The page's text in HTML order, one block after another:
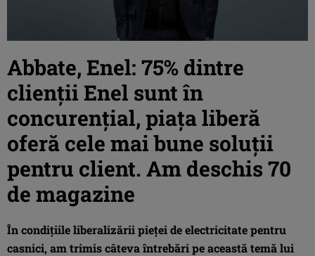
Abbate, Enel: 75% dintre
clienții Enel sunt în
concurențial, piața liberă
oferă cele mai bune soluții
pentru client. Am deschis 70
de magazine
În condițiile liberalizării pieței de electricitate pentru
casnici, am trimis câteva întrebări pe această temă lui